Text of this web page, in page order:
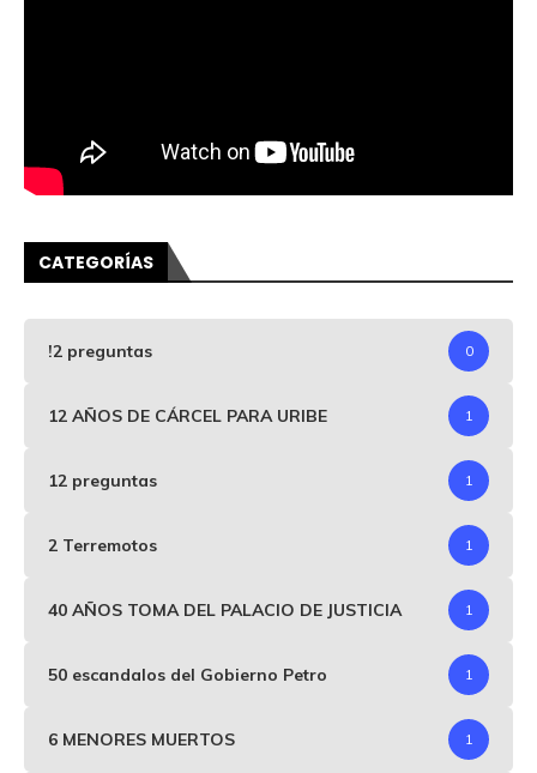
CATEGORÍAS
!2 preguntas 0
12 AÑOS DE CÁRCEL PARA URIBE 1
12 preguntas 1
2 Terremotos 1
40 AÑOS TOMA DEL PALACIO DE JUSTICIA 1
50 escandalos del Gobierno Petro 1
6 MENORES MUERTOS 1